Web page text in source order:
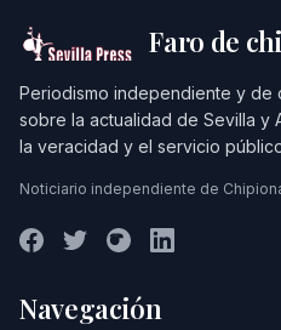
Faro de
Periodismo independiente y de
sobre la actualidad de Sevilla y
la veracidad y el servicio
Noticiario independiente de
Navegación